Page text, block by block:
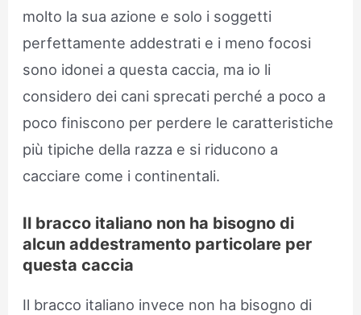
molto la sua azione e solo i soggetti
perfettamente addestrati e i meno focosi
sono idonei a questa caccia, ma io li
considero dei cani sprecati perché a poco a
poco finiscono per perdere le caratteristiche
più tipiche della razza e si riducono a
cacciare come i continentali.
Il bracco italiano non ha bisogno di
alcun addestramento particolare per
questa caccia
Il bracco italiano invece non ha bisogno di